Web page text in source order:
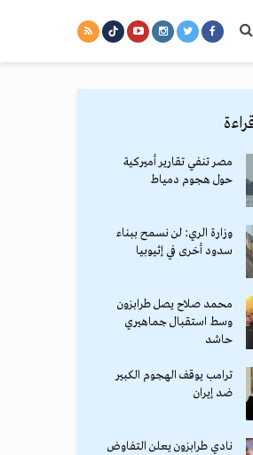
مصر تنفي تقارير أميركية
حول هجوم دمياط
وزارة الري: لن نسمح ببناء
سدود أخرى في إثيوبيا
محمد صلاح يصل طرابزون
وسط استقبال جماهيري
حاشد
ترامب يوقف الهجوم الكبير
ضد إيران
نادي طرابزون يعلن التفاوض